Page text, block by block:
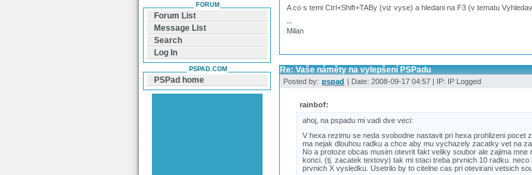
A co s temi Ctrl+Shift+TABy (viz vyse) a hledani na F3 (v tematu
--
Milan
Re: Vaše náměty na vylepšení PSPadu
Posted by: pspad | Date: 2008-09-17 04:57 | IP: IP Logged
rainbof:
ahoj, na pspadu mi vadi dve veci:
V hexa rezimu se neda svobodne nastavit pri hexa prohlizeni
ma nejak dlouhou radku a chce aby mu vychazely zacatky vet na
No a protoze obcas musim otevrit fakt veliky soubor ale zajima
konci. (tj. zacatek textovy) tak mi staci treba prvnich 10 radku.
prvnich X vysledku. Usetrilo by to citelne cas pri otevirani vetsich
FORUM
Forum List
Message List
Search
Log In
PSPAD.COM
PSPad home